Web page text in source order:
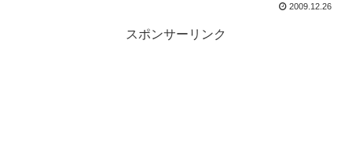
2009.12.26
スポンサーリンク